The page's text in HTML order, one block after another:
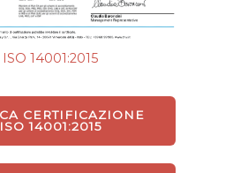
ISO 14001:2015
CERTIFICAZIONE
ISO 14001:2015